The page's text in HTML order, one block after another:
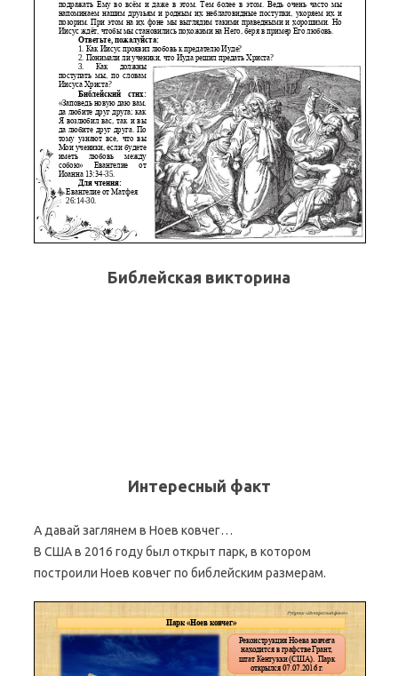
Библейская викторина
Интересный факт
А давай заглянем в Ноев ковчег…
В США в 2016 году был открыт парк, в котором
построили Ноев ковчег по библейским размерам.